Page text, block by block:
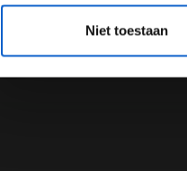
Niet toestaan